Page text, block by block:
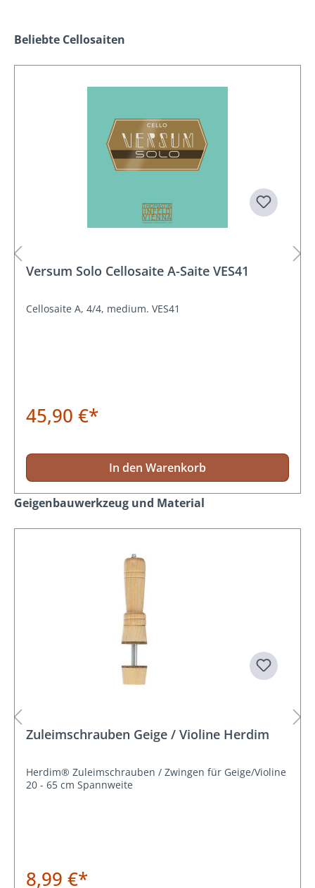
Produktgalerie überspringen
Beliebte Cellosaiten
Versum Solo Cellosaite A-Saite VES41
Cellosaite A, 4/4, medium. VES41
45,90 €*
In den Warenkorb
Produktgalerie überspringen
Geigenbauwerkzeug und Material
Zuleimschrauben Geige / Violine Herdim
Herdim® Zuleimschrauben / Zwingen für Geige/Violine
20 - 65 cm Spannweite
8,99 €*